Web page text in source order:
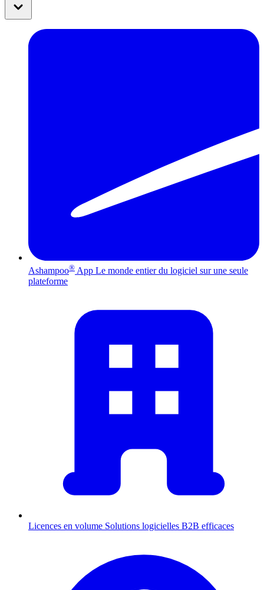
Ashampoo® App Le monde entier du logiciel sur une seule
plateforme
Licences en volume Solutions logicielles B2B efficaces